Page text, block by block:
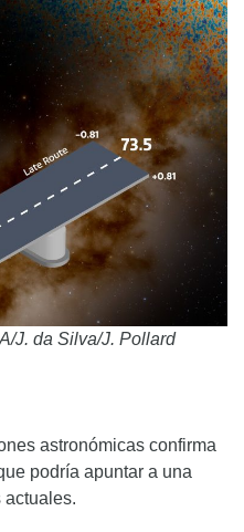
J. da Silva/J. Pollard
astronómicas confirma
podría apuntar a una
actuales.